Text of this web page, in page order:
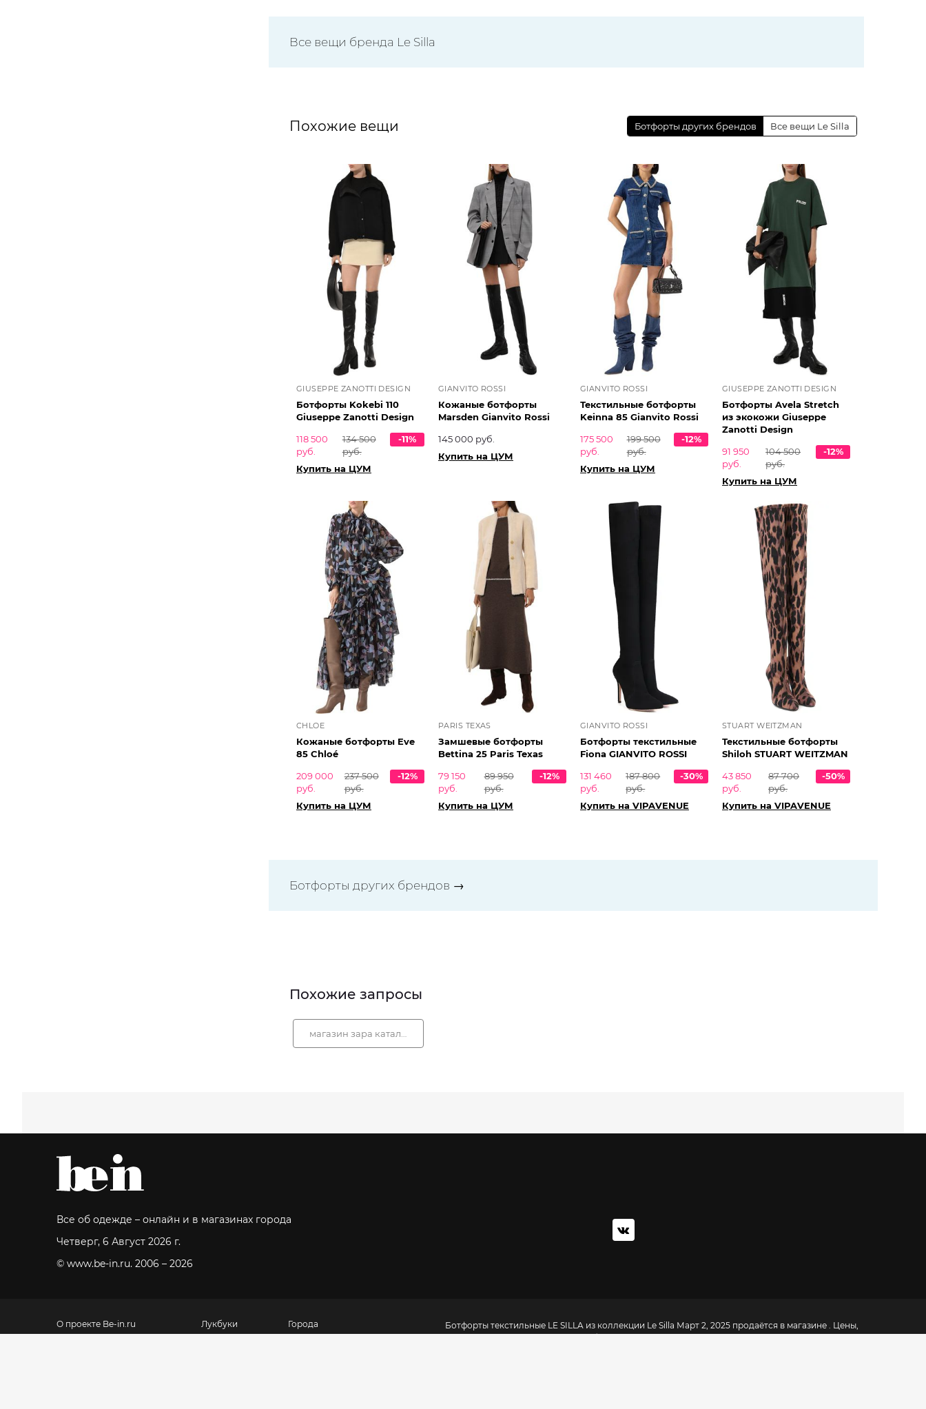
Все вещи бренда Le Silla
Похожие вещи Ботфорты других брендов Все вещи Le Silla
GIUSEPPE ZANOTTI DESIGN
Ботфорты Kokebi 110
Giuseppe Zanotti Design
118 500
руб.
134 500
руб.
-11%
Купить на ЦУМ
GIANVITO ROSSI
Кожаные ботфорты
Marsden Gianvito Rossi
145 000 руб.
Купить на ЦУМ
GIANVITO ROSSI
Текстильные ботфорты
Keinna 85 Gianvito Rossi
175 500
руб.
199 500
руб.
-12%
Купить на ЦУМ
GIUSEPPE ZANOTTI DESIGN
Ботфорты Avela Stretch
из экокожи Giuseppe
Zanotti Design
91 950
руб.
104 500
руб.
-12%
Купить на ЦУМ
CHLOE
Кожаные ботфорты Eve
85 Chloé
209 000
руб.
237 500
руб.
-12%
Купить на ЦУМ
PARIS TEXAS
Замшевые ботфорты
Bettina 25 Paris Texas
79 150
руб.
89 950
руб.
-12%
Купить на ЦУМ
GIANVITO ROSSI
Ботфорты текстильные
Fiona GIANVITO ROSSI
131 460
руб.
187 800
руб.
-30%
Купить на VIPAVENUE
STUART WEITZMAN
Текстильные ботфорты
Shiloh STUART WEITZMAN
43 850
руб.
87 700
руб.
-50%
Купить на VIPAVENUE
Ботфорты других брендов →
Похожие запросы
магазин зара каталог одежды
Все об одежде – онлайн и в магазинах города
Четверг, 6 Август 2026 г.
© www.be-in.ru. 2006 – 2026
О проекте Be-in.ru
Лукбуки
Города
Ботфорты текстильные LE SILLA из коллекции Le Silla Март 2, 2025 продаётся в магазине . Цены,